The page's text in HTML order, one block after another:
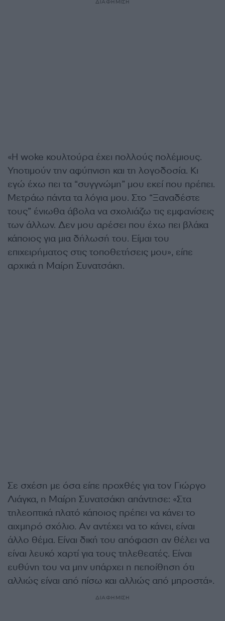
ΔΙΑΦΗΜΙΣΗ
«Η woke κουλτούρα έχει πολλούς πολέμιους.
Υποτιμούν την αφύπνιση και τη λογοδοσία. Κι
εγώ έχω πει τα “συγγνώμη” μου εκεί που πρέπει.
Μετράω πάντα τα λόγια μου. Στο “Ξαναδέστε
τους” ένιωθα άβολα να σχολιάζω τις εμφανίσεις
των άλλων. Δεν μου αρέσει που έχω πει βλάκα
κάποιος για μια δήλωσή του. Είμαι του
επιχειρήματος στις τοποθετήσεις μου», είπε
αρχικά η Μαίρη Συνατσάκη.
Σε σχέση με όσα είπε προχθές για τον Γιώργο
Λιάγκα, η Μαίρη Συνατσάκη απάντησε: «Στα
τηλεοπτικά πλατό κάποιος πρέπει να κάνει το
αιχμηρό σχόλιο. Αν αντέχει να το κάνει, είναι
άλλο θέμα. Είναι δική του απόφαση αν θέλει να
είναι λευκό χαρτί για τους τηλεθεατές. Είναι
ευθύνη του να μην υπάρχει η πεποίθηση ότι
αλλιώς είναι από πίσω και αλλιώς από μπροστά».
ΔΙΑΦΗΜΙΣΗ